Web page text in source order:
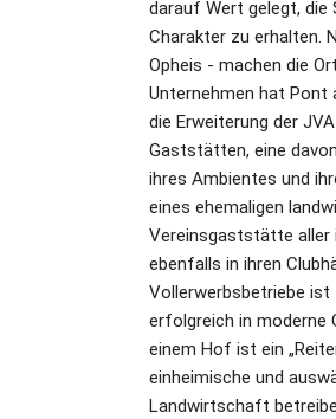
darauf Wert gelegt, die
Charakter zu erhalten.
Opheis - machen die
Unternehmen hat Pont
die Erweiterung der
Gaststätten, eine
ihres Ambientes und
eines ehemaligen
Vereinsgaststätte aller
ebenfalls in ihren
Vollerwerbsbetriebe ist
erfolgreich in moderne
einem Hof ist ein
einheimische und
Landwirtschaft